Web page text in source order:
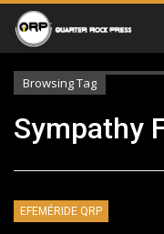
Browsing Tag
Sympathy
EFEMÉRIDE QRP